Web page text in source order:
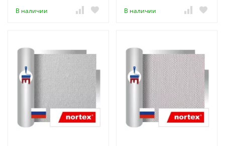
В наличии В наличии